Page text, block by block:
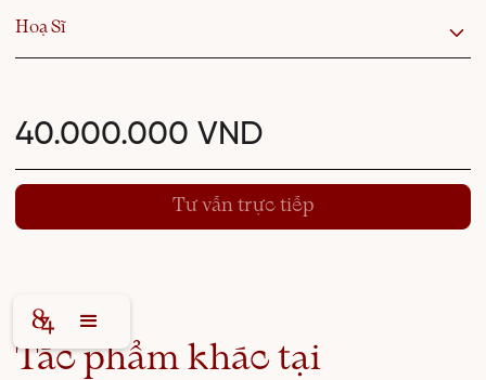
Hoạ Sĩ
40.000.000 VND
Tư vấn trực tiếp
Tác phẩm khác tại